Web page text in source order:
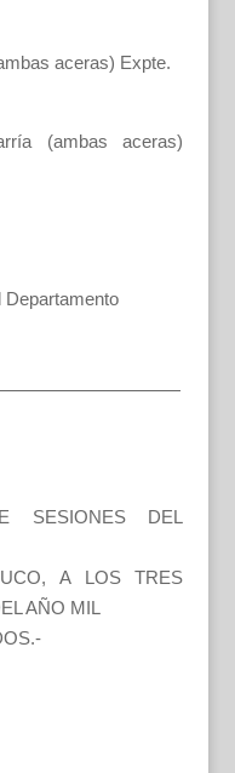
aceras) Expte.
(ambas aceras)
DEL
A LOS TRES
AÑO MIL